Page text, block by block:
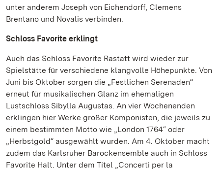
unter anderem Joseph von Eichendorff, Clemens
Brentano und Novalis verbinden.
Schloss Favorite erklingt
Auch das Schloss Favorite Rastatt wird wieder zur
Spielstätte für verschiedene klangvolle Höhepunkte. Von
Juni bis Oktober sorgen die „Festlichen Serenaden“
erneut für musikalischen Glanz im ehemaligen
Lustschloss Sibylla Augustas. An vier Wochenenden
erklingen hier Werke großer Komponisten, die jeweils zu
einem bestimmten Motto wie „London 1764“ oder
„Herbstgold“ ausgewählt wurden. Am 4. Oktober macht
zudem das Karlsruher Barockensemble auch in Schloss
Favorite Halt. Unter dem Titel „Concerti per la